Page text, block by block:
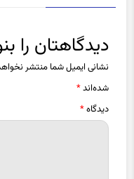
نشانی ایمیل شما منتشر
شده‌اند*
دیدگاه*